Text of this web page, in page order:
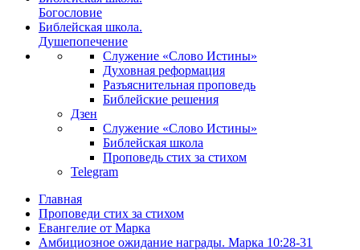
Богословие
Библейская школа.
Душепопечение
Служение «Слово Истины»
Духовная реформация
Разъяснительная проповедь
Библейские решения
Дзен
Служение «Слово Истины»
Библейская школа
Проповедь стих за стихом
Telegram
Главная
Проповеди стих за стихом
Евангелие от Марка
Амбициозное ожидание награды. Марка 10:28-31